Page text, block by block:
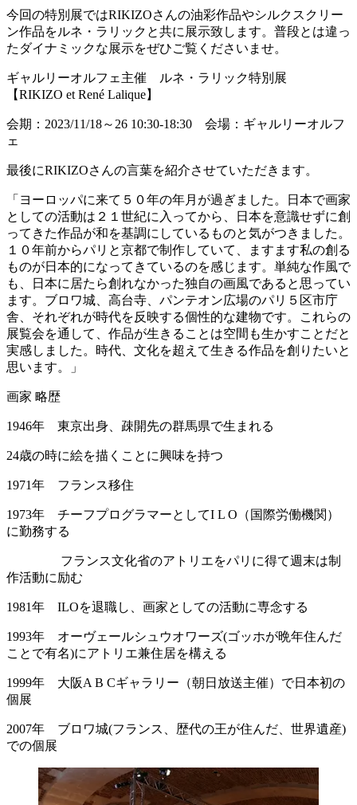
今回の特別展ではRIKIZOさんの油彩作品やシルクスクリー
ン作品をルネ・ラリックと共に展示致します。普段とは違っ
たダイナミックな展示をぜひご覧くださいませ。
ギャルリーオルフェ主催 ルネ・ラリック特別展
【RIKIZO et René Lalique】
会期：2023/11/18～26 10:30-18:30 会場：ギャルリーオルフ
ェ
最後にRIKIZOさんの言葉を紹介させていただきます。
「ヨーロッパに来て５０年の年月が過ぎました。日本で画家
としての活動は２１世紀に入ってから、日本を意識せずに創
ってきた作品が和を基調にしているものと気がつきました。
１０年前からパリと京都で制作していて、ますます私の創る
ものが日本的になってきているのを感じます。単純な作風で
も、日本に居たら創れなかった独自の画風であると思ってい
ます。ブロワ城、高台寺、パンテオン広場のパリ５区市庁
舎、それぞれが時代を反映する個性的な建物です。これらの
展覧会を通して、作品が生きることは空間も生かすことだと
実感しました。時代、文化を超えて生きる作品を創りたいと
思います。」
画家 略歴
1946年 東京出身、疎開先の群馬県で生まれる
24歳の時に絵を描くことに興味を持つ
1971年 フランス移住
1973年 チーフプログラマーとしてI L O（国際労働機関）
に勤務する
フランス文化省のアトリエをパリに得て週末は制
作活動に励む
1981年 ILOを退職し、画家としての活動に専念する
1993年 オーヴェールシュウオワーズ(ゴッホが晩年住んだ
ことで有名)にアトリエ兼住居を構える
1999年 大阪A B Cギャラリー（朝日放送主催）で日本初の
個展
2007年 ブロワ城(フランス、歴代の王が住んだ、世界遺産)
での個展